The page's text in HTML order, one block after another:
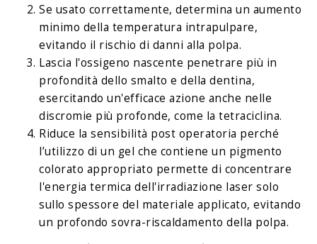
Se usato correttamente, determina un aumento
minimo della temperatura intrapulpare,
evitando il rischio di danni alla polpa.
Lascia l'ossigeno nascente penetrare più in
profondità dello smalto e della dentina,
esercitando un'efficace azione anche nelle
discromie più profonde, come la tetraciclina.
Riduce la sensibilità post operatoria perché
l’utilizzo di un gel che contiene un pigmento
colorato appropriato permette di concentrare
l'energia termica dell'irradiazione laser solo
sullo spessore del materiale applicato, evitando
un profondo sovra-riscaldamento della polpa.